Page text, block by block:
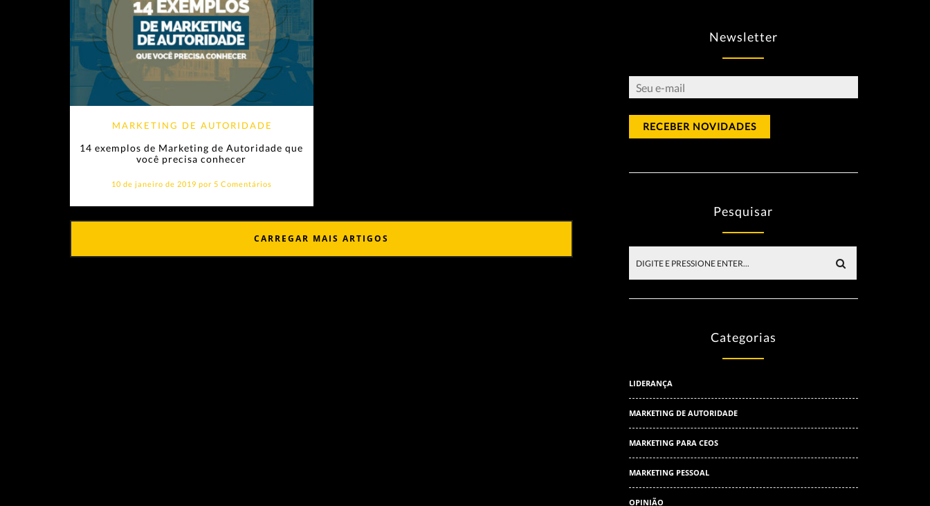
MARKETING DE AUTORIDADE
14 exemplos de Marketing de Autoridade que
você precisa conhecer
10 de janeiro de 2019 por 5 Comentários
CARREGAR MAIS ARTIGOS
Newsletter
Pesquisar
Categorias
LIDERANÇA
MARKETING DE AUTORIDADE
MARKETING PARA CEOS
MARKETING PESSOAL
OPINIÃO